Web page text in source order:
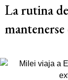
La rutina